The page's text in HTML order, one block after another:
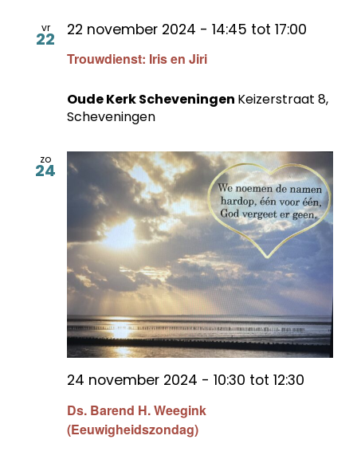
vr
22
Trouwdienst: Iris en Jiri
22 november 2024 - 14:45 tot 17:00
Oude Kerk Scheveningen Keizerstraat 8,
Scheveningen
zo
24
Ds. Barend H. Weegink
(Eeuwigheidszondag)
24 november 2024 - 10:30 tot 12:30